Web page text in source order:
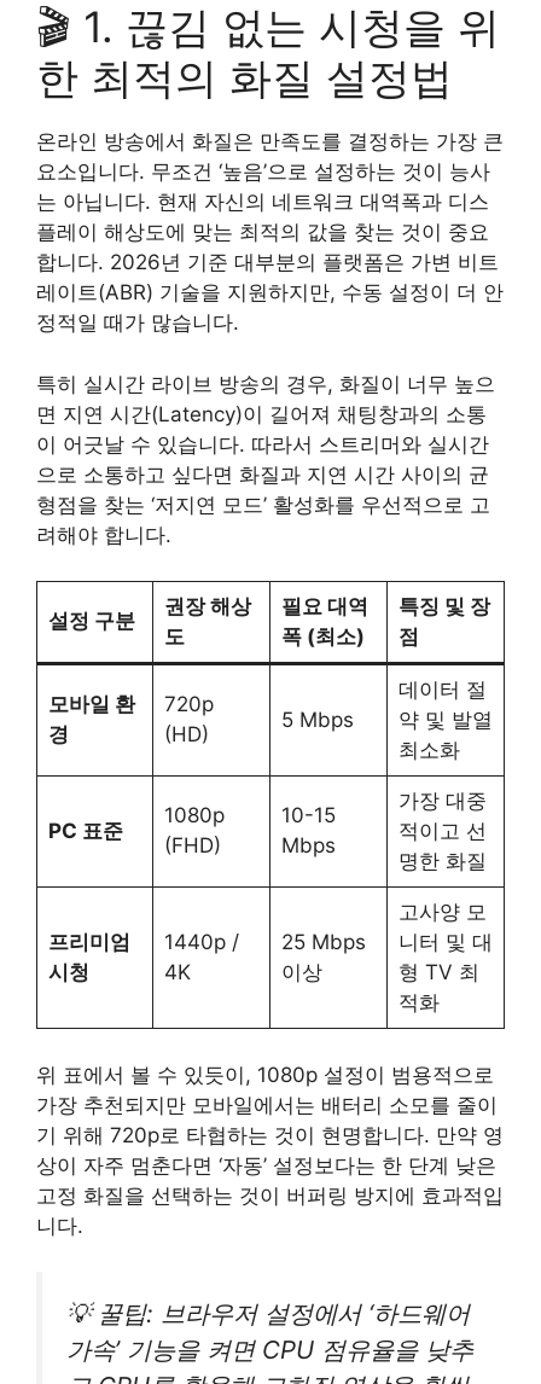
🎬 1. 끊김 없는 시청을 위
한 최적의 화질 설정법
온라인 방송에서 화질은 만족도를 결정하는 가장 큰
요소입니다. 무조건 ‘높음’으로 설정하는 것이 능사
는 아닙니다. 현재 자신의 네트워크 대역폭과 디스
플레이 해상도에 맞는 최적의 값을 찾는 것이 중요
합니다. 2026년 기준 대부분의 플랫폼은 가변 비트
레이트(ABR) 기술을 지원하지만, 수동 설정이 더 안
정적일 때가 많습니다.
특히 실시간 라이브 방송의 경우, 화질이 너무 높으
면 지연 시간(Latency)이 길어져 채팅창과의 소통
이 어긋날 수 있습니다. 따라서 스트리머와 실시간
으로 소통하고 싶다면 화질과 지연 시간 사이의 균
형점을 찾는 ‘저지연 모드’ 활성화를 우선적으로 고
려해야 합니다.
설정 구분
권장 해상
도
필요 대역
폭 (최소)
특징 및 장
점
모바일 환
경
720p
(HD)
5 Mbps
데이터 절
약 및 발열
최소화
PC 표준
1080p
(FHD)
10-15
Mbps
가장 대중
적이고 선
명한 화질
프리미엄
시청
1440p /
4K
25 Mbps
이상
고사양 모
니터 및 대
형 TV 최
적화
위 표에서 볼 수 있듯이, 1080p 설정이 범용적으로
가장 추천되지만 모바일에서는 배터리 소모를 줄이
기 위해 720p로 타협하는 것이 현명합니다. 만약 영
상이 자주 멈춘다면 ‘자동’ 설정보다는 한 단계 낮은
고정 화질을 선택하는 것이 버퍼링 방지에 효과적입
니다.
💡 꿀팁: 브라우저 설정에서 ‘하드웨어
가속’ 기능을 켜면 CPU 점유율을 낮추